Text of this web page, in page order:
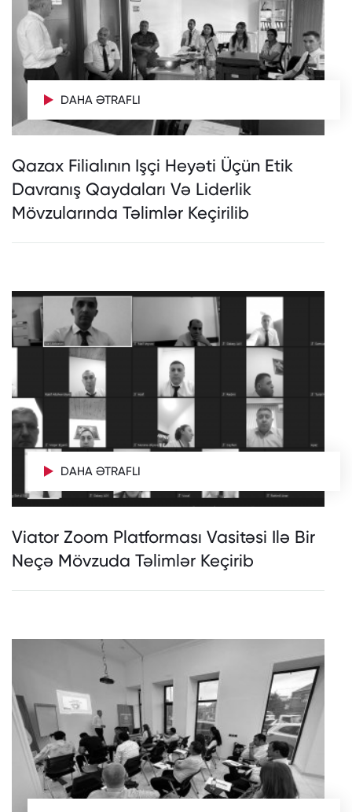
DAHA ƏTRAFLI
Qazax Filialının Işçi Heyəti Üçün Etik
Davranış Qaydaları Və Liderlik
Mövzularında Təlimlər Keçirilib
DAHA ƏTRAFLI
Viator Zoom Platforması Vasitəsi Ilə Bir
Neçə Mövzuda Təlimlər Keçirib